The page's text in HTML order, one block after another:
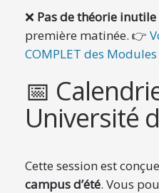
❌ Pas de théorie inutile
première matinée. 👉
COMPLET des Modules
📅
Université
Cette session est
campus d’été. Vous